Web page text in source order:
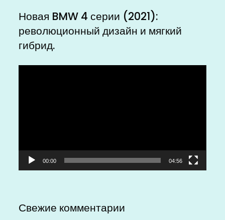
Новая BMW 4 серии (2021):
революционный дизайн и мягкий
гибрид.
00:00 04:56
Свежие комментарии